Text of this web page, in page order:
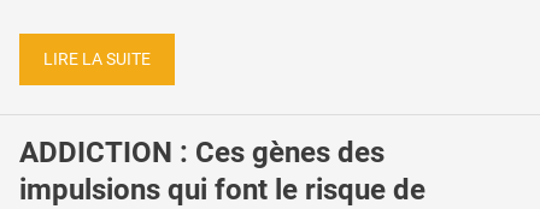
LIRE LA SUITE
ADDICTION : Ces gènes des
impulsions qui font le risque de